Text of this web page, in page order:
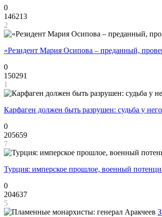
0
146213
2
«Резидент Мария Осипова – преданный,
0
150291
1
Карфаген должен быть разрушен: судьба у него
0
205659
7
Турция: имперское прошлое, военный
0
204637
5